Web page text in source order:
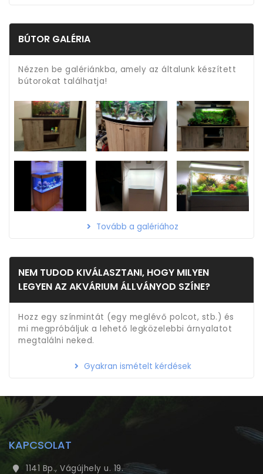
BÚTOR GALÉRIA
Nézzen be galériánkba, amely az általunk készített
bútorokat találhatja!
Tovább a galériához
NEM TUDOD KIVÁLASZTANI, HOGY MILYEN
LEGYEN AZ AKVÁRIUM ÁLLVÁNYOD SZÍNE?
Hozz egy színmintát (egy meglévő polcot, stb.) és
mi megpróbáljuk a lehető legközelebbi árnyalatot
megtalálni neked.
Gyakran ismételt kérdések
KAPCSOLAT
1141 Bp., Vágújhely u. 19.